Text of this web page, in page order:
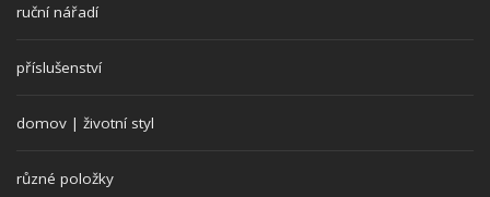
ruční nářadí
příslušenství
domov | životní styl
různé položky